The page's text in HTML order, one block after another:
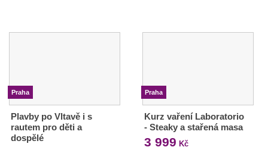
Praha
Plavby po Vltavě i s
rautem pro děti a
dospělé
Praha
Kurz vaření Laboratorio
- Steaky a stařená masa
3 999 Kč